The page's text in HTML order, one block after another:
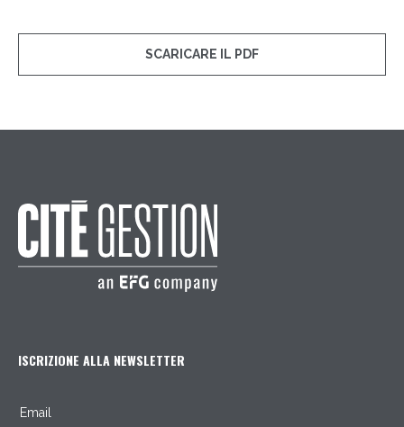
SCARICARE IL PDF
ISCRIZIONE ALLA NEWSLETTER